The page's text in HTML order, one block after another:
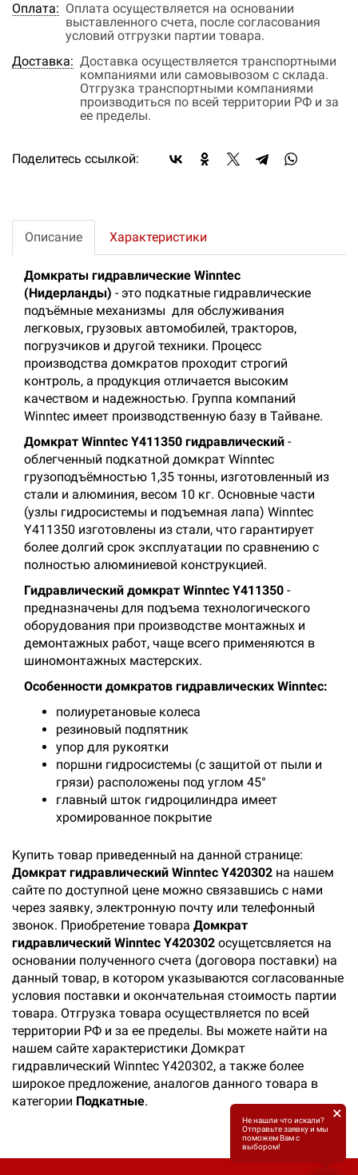
Оплата: Оплата осуществляется на основании
выставленного счета, после согласования
условий отгрузки партии товара.
Доставка: Доставка осуществляется транспортными
компаниями или самовывозом с склада.
Отгрузка транспортными компаниями
производиться по всей территории РФ и за
ее пределы.
Поделитесь ссылкой:
Описание Характеристики
Домкраты гидравлические Winntec
(Нидерланды) - это подкатные гидравлические
подъёмные механизмы для обслуживания
легковых, грузовых автомобилей, тракторов,
погрузчиков и другой техники. Процесс
производства домкратов проходит строгий
контроль, а продукция отличается высоким
качеством и надежностью. Группа компаний
Winntec имеет производственную базу в Тайване.
Домкрат Winntec Y411350 гидравлический -
облегченный подкатной домкрат Winntec
грузоподъёмностью 1,35 тонны, изготовленный из
стали и алюминия, весом 10 кг. Основные части
(узлы гидросистемы и подъемная лапа) Winntec
Y411350 изготовлены из стали, что гарантирует
более долгий срок эксплуатации по сравнению с
полностью алюминиевой конструкцией.
Гидравлический домкрат Winntec Y411350 -
предназначены для подъема технологического
оборудования при производстве монтажных и
демонтажных работ, чаще всего применяются в
шиномонтажных мастерских.
Особенности домкратов гидравлических Winntec:
полиуретановые колеса
резиновый подпятник
упор для рукоятки
поршни гидросистемы (с защитой от пыли и
грязи) расположены под углом 45°
главный шток гидроцилиндра имеет
хромированное покрытие
Купить товар приведенный на данной странице:
Домкрат гидравлический Winntec Y420302 на нашем
сайте по доступной цене можно связавшись с нами
через заявку, электронную почту или телефонный
звонок. Приобретение товара Домкрат
гидравлический Winntec Y420302 осущетсвляется на
основании полученного счета (договора поставки) на
данный товар, в котором указываются согласованные
условия поставки и окончательная стоимость партии
товара. Отгрузка товара осуществляется по всей
территории РФ и за ее пределы. Вы можете найти на
нашем сайте характеристики Домкрат
гидравлический Winntec Y420302, а также более
широкое предложение, аналогов данного товара в
категории Подкатные.
Не нашли что искали?
Отправьте заявку и мы
поможем Вам с
выбором!
×